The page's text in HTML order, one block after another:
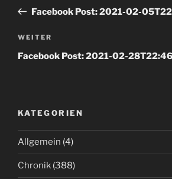
Beitrag
Facebook Post: 2021-02-
Nächster
Beitrag
WEITER
Facebook Post: 2021-02-
KATEGORIEN
Allgemein (4)
Chronik (388)